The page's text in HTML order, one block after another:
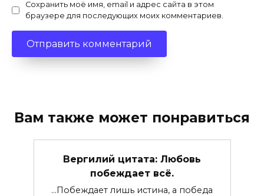
Сохранить моё имя, email и адрес сайта в этом
браузере для последующих моих комментариев.
Вам также может понравиться
Вергилий цитата: Любовь
побеждает всё.
…Побеждает лишь истина, а победа